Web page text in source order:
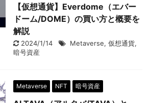
【仮想通貨】Everdome（エバー
ドーム/DOME）の買い方と概要を
解説
2024/1/14 Metaverse, 仮想通貨,
暗号資産
Metaverse NFT 暗号資産